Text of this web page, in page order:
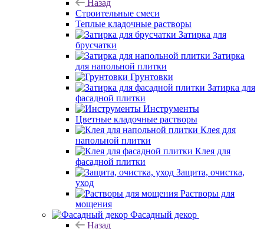
Назад
Строительные смеси
Теплые кладочные растворы
Затирка для
брусчатки
Затирка
для напольной плитки
Грунтовки
Затирка для
фасадной плитки
Инструменты
Цветные кладочные растворы
Клея для
напольной плитки
Клея для
фасадной плитки
Защита, очистка,
уход
Растворы для
мощения
Фасадный декор
Назад